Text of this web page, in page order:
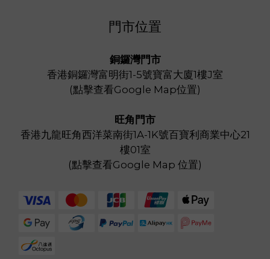
門市位置
銅鑼灣門市
香港銅鑼灣富明街1-5號寶富大廈1樓J室
(點擊查看Google Map位置)
旺角門市
香港九龍旺角西洋菜南街1A-1K號百寶利商業中心21
樓01室
(點擊查看Google Map 位置)